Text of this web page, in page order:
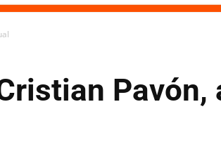
Pavón,